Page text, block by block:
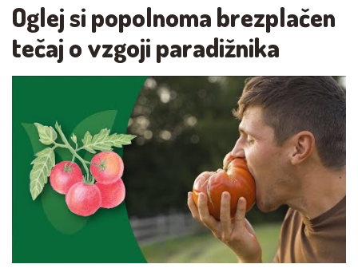
Oglej si popolnoma brezplačen
tečaj o vzgoji paradižnika